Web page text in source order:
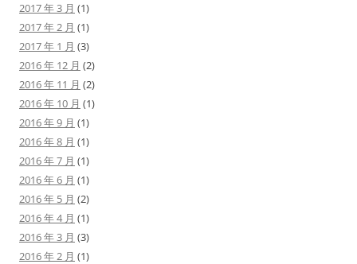
2017 年 3 月 (1)
2017 年 2 月 (1)
2017 年 1 月 (3)
2016 年 12 月 (2)
2016 年 11 月 (2)
2016 年 10 月 (1)
2016 年 9 月 (1)
2016 年 8 月 (1)
2016 年 7 月 (1)
2016 年 6 月 (1)
2016 年 5 月 (2)
2016 年 4 月 (1)
2016 年 3 月 (3)
2016 年 2 月 (1)